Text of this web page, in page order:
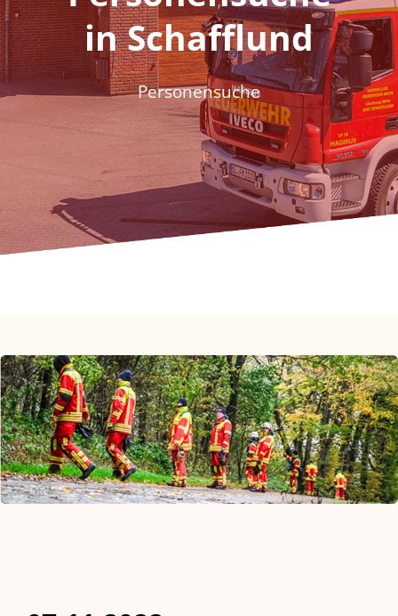
Fördern & Spenden
Historie
Jugendfeuerwehr
in Schafflund
Personensuche